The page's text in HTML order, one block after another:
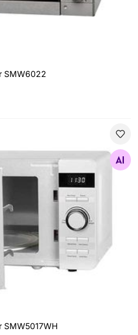
SMW6022
Найдите похожие
SMW5017WH